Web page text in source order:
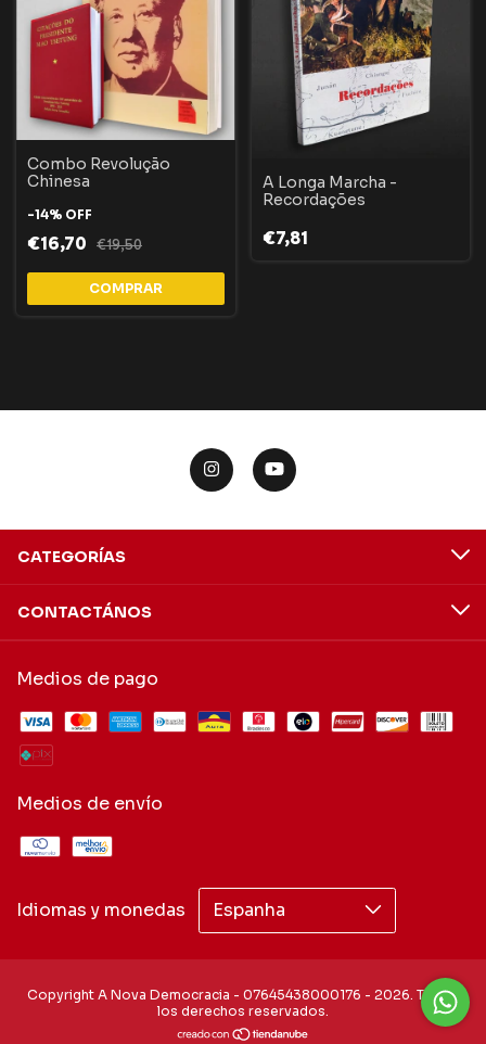
Combo Revolução
Chinesa
-14% OFF
€16,70 €19,50
A Longa Marcha -
Recordações
€7,81
CATEGORÍAS
CONTACTÁNOS
Medios de pago
Medios de envío
Idiomas y monedas
Copyright A Nova Democracia - 07645438000176 - 2026. Todos
los derechos reservados.